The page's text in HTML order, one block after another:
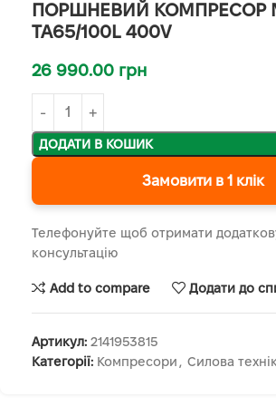
ПОРШНЕВИЙ КОМПРЕСОР
TA65/100L 400V
26 990.00 грн
ДОДАТИ В КОШИК
Замовити в 1 клік
Телефонуйте щоб отримати
консультацію
Add to compare Додати до
Артикул: 2141953815
Категорії: Компресори , Силова